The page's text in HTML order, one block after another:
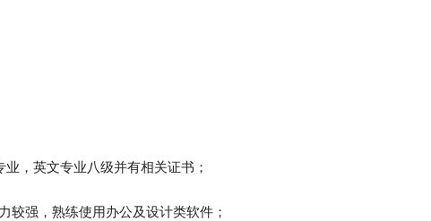
，英文专业八级并有相关证书；
较强，熟练使用办公及设计类软件；